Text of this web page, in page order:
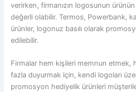
verirken, firmanızın logosunun
değerli olabilir. Termos, Powerbank,
ürünler, logonuz basılı olarak
edilebilir.
Firmalar hem kişileri memnun etmek,
fazla duyurmak için, kendi logoları
promosyon hediyelik ürünleri